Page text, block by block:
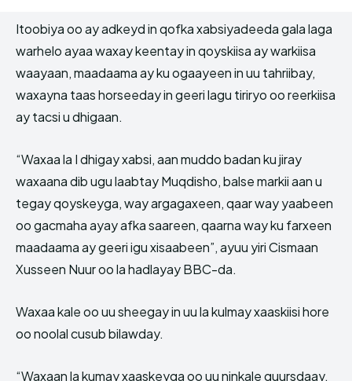
Itoobiya oo ay adkeyd in qofka xabsiyadeeda gala laga
warhelo ayaa waxay keentay in qoyskiisa ay warkiisa
waayaan, maadaama ay ku ogaayeen in uu tahriibay,
waxayna taas horseeday in geeri lagu tiriryo oo reerkiisa
ay tacsi u dhigaan.
“Waxaa la I dhigay xabsi, aan muddo badan ku jiray
waxaana dib ugu laabtay Muqdisho, balse markii aan u
tegay qoyskeyga, way argagaxeen, qaar way yaabeen
oo gacmaha ayay afka saareen, qaarna way ku farxeen
maadaama ay geeri igu xisaabeen”, ayuu yiri Cismaan
Xusseen Nuur oo la hadlayay BBC-da.
Waxaa kale oo uu sheegay in uu la kulmay xaaskiisi hore
oo noolal cusub bilawday.
“Waxaan la kumay xaaskeyga oo uu ninkale guursdaay,